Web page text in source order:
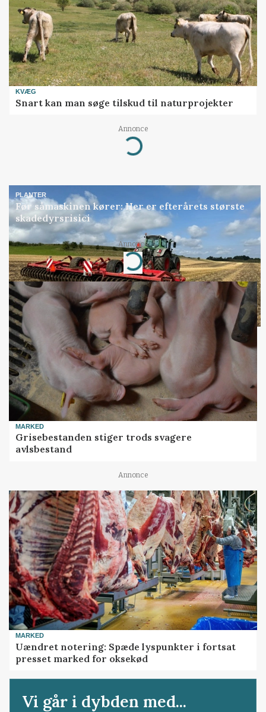
KVÆG
Snart kan man søge tilskud til naturprojekter
Annonce
Loading...
PLANTER
Før såmaskinen kører: Her er efterårets største
skadedyrsrisici
Annonce
Loading...
MARKED
Grisebestanden stiger trods svagere
avlsbestand
Annonce
MARKED
Uændret notering: Spæde lyspunkter i fortsat
presset marked for oksekød
Vi går i dybden med...